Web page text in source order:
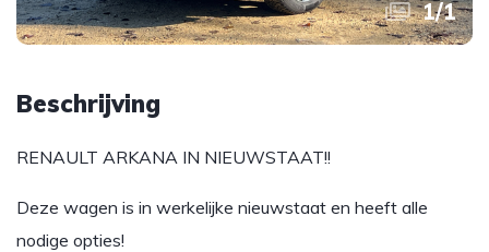
1/1
Beschrijving
RENAULT ARKANA IN NIEUWSTAAT!!
Deze wagen is in werkelijke nieuwstaat en heeft alle
nodige opties!